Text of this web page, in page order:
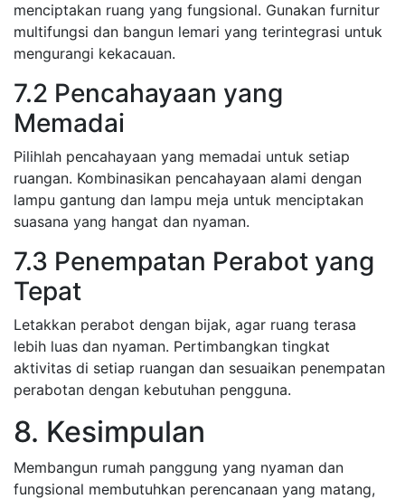
menciptakan ruang yang fungsional. Gunakan furnitur
multifungsi dan bangun lemari yang terintegrasi untuk
mengurangi kekacauan.
7.2 Pencahayaan yang
Memadai
Pilihlah pencahayaan yang memadai untuk setiap
ruangan. Kombinasikan pencahayaan alami dengan
lampu gantung dan lampu meja untuk menciptakan
suasana yang hangat dan nyaman.
7.3 Penempatan Perabot yang
Tepat
Letakkan perabot dengan bijak, agar ruang terasa
lebih luas dan nyaman. Pertimbangkan tingkat
aktivitas di setiap ruangan dan sesuaikan penempatan
perabotan dengan kebutuhan pengguna.
8. Kesimpulan
Membangun rumah panggung yang nyaman dan
fungsional membutuhkan perencanaan yang matang,